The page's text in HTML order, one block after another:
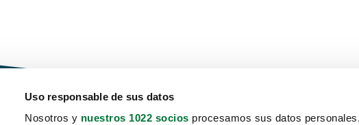
Uso responsable de sus datos
Nosotros y nuestros 1022 socios procesamos sus datos